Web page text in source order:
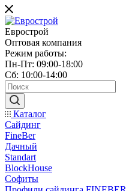
Еврострой
Оптовая компания
Режим работы:
Пн-Пт: 09:00-18:00
Сб: 10:00-14:00
Каталог
Сайдинг
FineBer
Дачный
Standart
BlockHouse
Софиты